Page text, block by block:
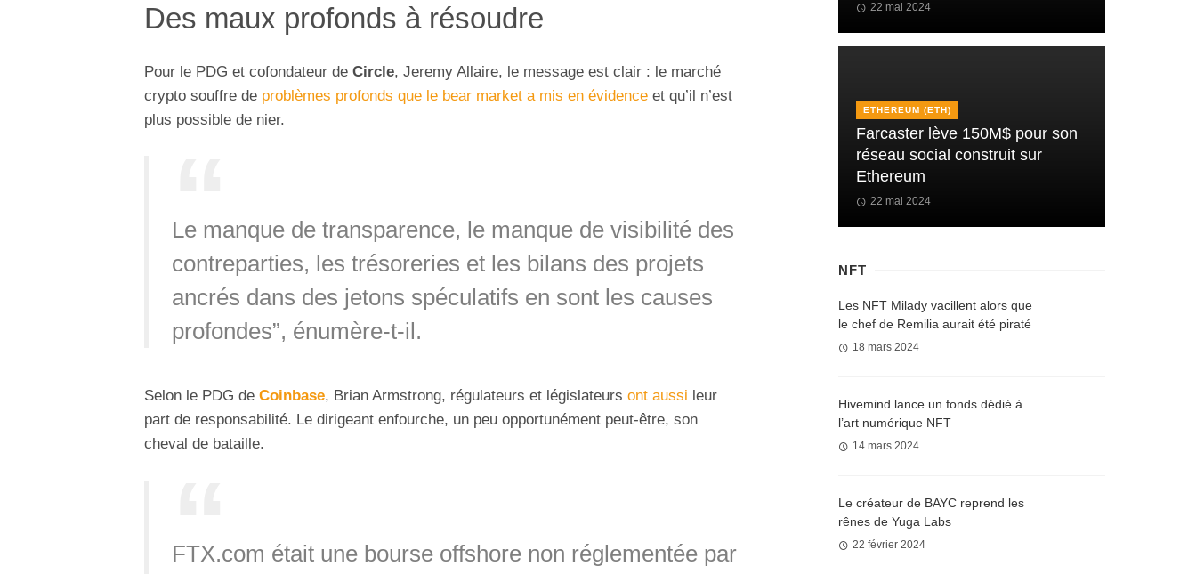
Des maux profonds à résoudre
Pour le PDG et cofondateur de Circle, Jeremy Allaire, le message est clair : le marché
crypto souffre de problèmes profonds que le bear market a mis en évidence et qu’il n’est
plus possible de nier.
Le manque de transparence, le manque de visibilité des
contreparties, les trésoreries et les bilans des projets
ancrés dans des jetons spéculatifs en sont les causes
profondes”, énumère-t-il.
Selon le PDG de Coinbase, Brian Armstrong, régulateurs et législateurs ont aussi leur
part de responsabilité. Le dirigeant enfourche, un peu opportunément peut-être, son
cheval de bataille.
FTX.com était une bourse offshore non réglementée par
22 mai 2024
ETHEREUM (ETH)
Farcaster lève 150M$ pour son
réseau social construit sur
Ethereum
22 mai 2024
NFT
Les NFT Milady vacillent alors que
le chef de Remilia aurait été piraté
18 mars 2024
Hivemind lance un fonds dédié à
l’art numérique NFT
14 mars 2024
Le créateur de BAYC reprend les
rênes de Yuga Labs
22 février 2024